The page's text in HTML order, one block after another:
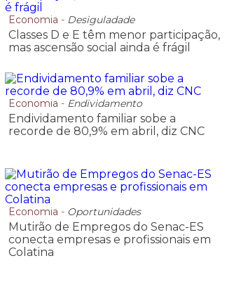
Economia - Desiguladade
Classes D e E têm menor participação,
mas ascensão social ainda é frágil
Economia - Endividamento
Endividamento familiar sobe a
recorde de 80,9% em abril, diz CNC
Economia - Oportunidades
Mutirão de Empregos do Senac-ES
conecta empresas e profissionais em
Colatina